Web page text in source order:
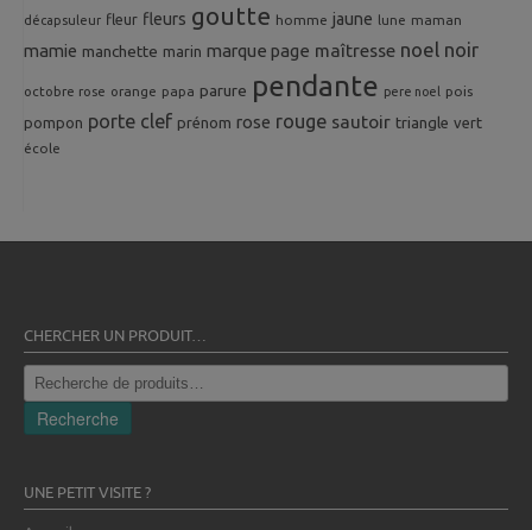
décapsuleur fleur fleurs goutte homme jaune lune maman
mamie manchette marin marque page maîtresse noel noir
octobre rose orange papa parure pendante pere noel pois
pompon porte clef prénom rose rouge sautoir triangle vert
école
CHERCHER UN PRODUIT…
Recherche
pour :
Recherche
UNE PETIT VISITE ?